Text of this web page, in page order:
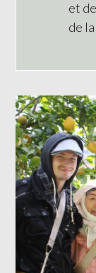
et
de